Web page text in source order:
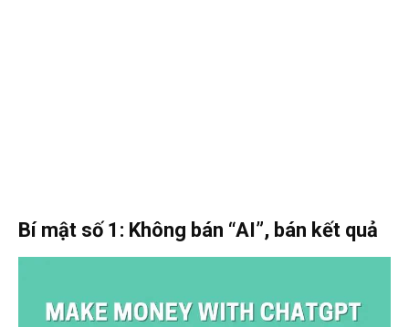
Bí mật số 1: Không bán “AI”, bán kết quả